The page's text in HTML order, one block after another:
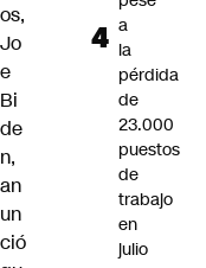
os,
Jo
e
Bi
de
n,
an
un
ció
a
la
pérdida
de
23.000
puestos
de
trabajo
en
julio